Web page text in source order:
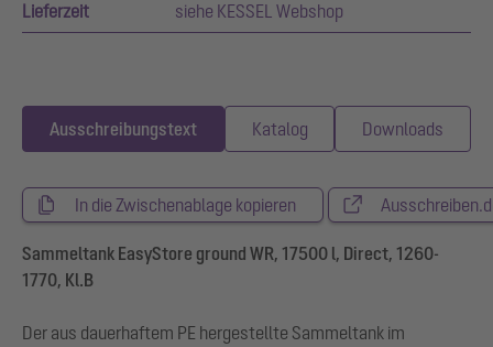
Lieferzeit siehe KESSEL Webshop
Ausschreibungstext Katalog Downloads
In die Zwischenablage kopieren
Sammeltank EasyStore ground WR, 17500 l, Direct, 1260-
1770, Kl.B
Der aus dauerhaftem PE hergestellte Sammeltank im